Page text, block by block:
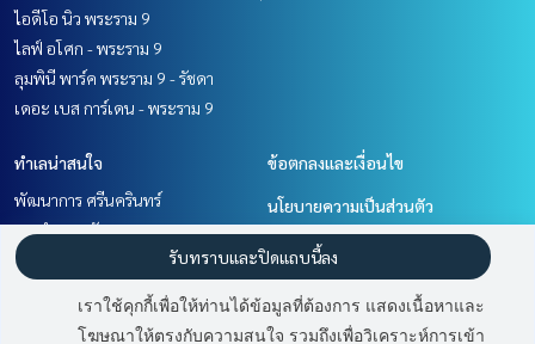
มี2คนกำลังดูประกาศนี้
ไอดีโอ นิว พระราม 9
ไลฟ์ อโศก - พระราม 9
ลุมพินี พาร์ค พระราม 9 - รัชดา
เดอะ เบส การ์เดน - พระราม 9
ทำเลน่าสนใจ
พัฒนาการ ศรีนครินทร์
รามคำแหง หัวหมาก
พระราม 9 เพชรบุรีตัดใหม่ RCA
ข้อตกลงและเงื่อนไข
นโยบายความเป็นส่วนตัว
เกี่ยวกับเรา
วิธีการฝากขาย-เช่า
ติดต่อ
เราใช้คุกกี้เพื่อให้ท่านได้ข้อมูลที่ต้องการ แสดงเนื้อหาและ
โฆษณาให้ตรงกับความสนใจ รวมถึงเพื่อวิเคราะห์การเข้า
รับทราบและปิดแถบนี้ลง